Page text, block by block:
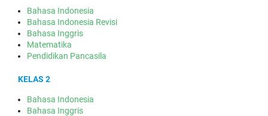
Bahasa Indonesia
Bahasa Indonesia Revisi
Bahasa Inggris
Matematika
Pendidikan Pancasila
KELAS 2
Bahasa Indonesia
Bahasa Inggris